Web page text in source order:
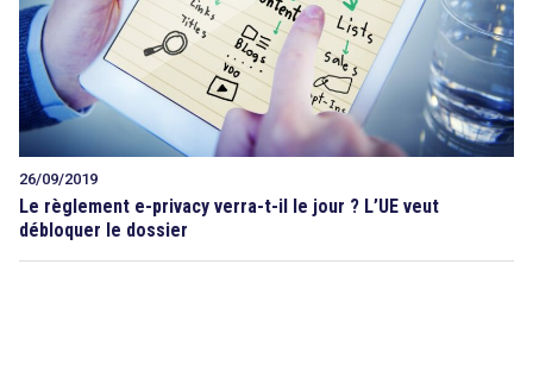
26/09/2019
Le règlement e-privacy verra-t-il le jour ? L’UE veut
débloquer le dossier